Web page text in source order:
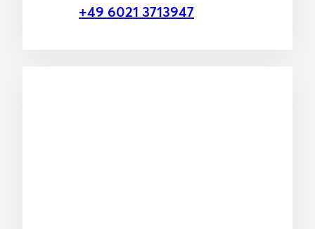
+49 6021 3713947